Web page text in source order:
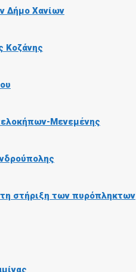
Δήμο Χανίων
Κοζάνης
Μενεμένης
τη στήριξη των πυρόπληκτων